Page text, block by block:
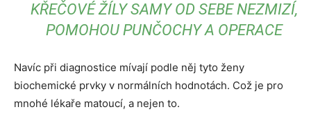
KŘEČOVÉ ŽÍLY SAMY OD SEBE NEZMIZÍ,
POMOHOU PUNČOCHY A OPERACE
Navíc při diagnostice mívají podle něj tyto ženy
biochemické prvky v normálních hodnotách. Což je pro
mnohé lékaře matoucí, a nejen to.